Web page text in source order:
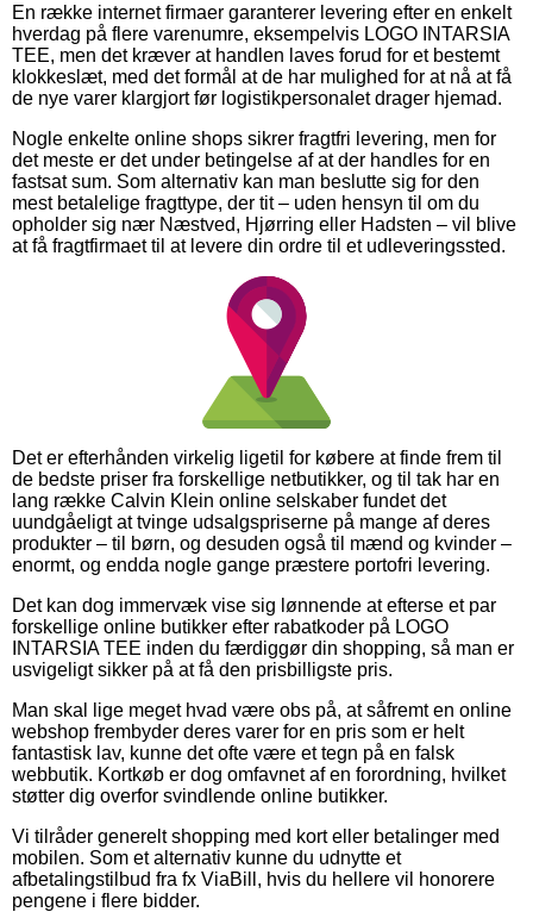
En række internet firmaer garanterer levering efter en enkelt
hverdag på flere varenumre, eksempelvis LOGO INTARSIA
TEE, men det kræver at handlen laves forud for et bestemt
klokkeslæt, med det formål at de har mulighed for at nå at få
de nye varer klargjort før logistikpersonalet drager hjemad.
Nogle enkelte online shops sikrer fragtfri levering, men for
det meste er det under betingelse af at der handles for en
fastsat sum. Som alternativ kan man beslutte sig for den
mest betalelige fragttype, der tit – uden hensyn til om du
opholder sig nær Næstved, Hjørring eller Hadsten – vil blive
at få fragtfirmaet til at levere din ordre til et udleveringssted.
Det er efterhånden virkelig ligetil for købere at finde frem til
de bedste priser fra forskellige netbutikker, og til tak har en
lang række Calvin Klein online selskaber fundet det
uundgåeligt at tvinge udsalgspriserne på mange af deres
produkter – til børn, og desuden også til mænd og kvinder –
enormt, og endda nogle gange præstere portofri levering.
Det kan dog immervæk vise sig lønnende at efterse et par
forskellige online butikker efter rabatkoder på LOGO
INTARSIA TEE inden du færdiggør din shopping, så man er
usvigeligt sikker på at få den prisbilligste pris.
Man skal lige meget hvad være obs på, at såfremt en online
webshop frembyder deres varer for en pris som er helt
fantastisk lav, kunne det ofte være et tegn på en falsk
webbutik. Kortkøb er dog omfavnet af en forordning, hvilket
støtter dig overfor svindlende online butikker.
Vi tilråder generelt shopping med kort eller betalinger med
mobilen. Som et alternativ kunne du udnytte et
afbetalingstilbud fra fx ViaBill, hvis du hellere vil honorere
pengene i flere bidder.